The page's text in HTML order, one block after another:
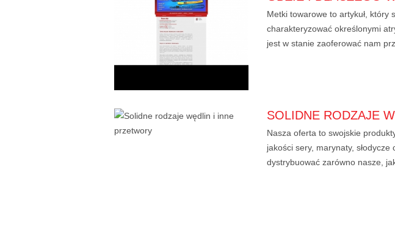
Metki towarowe to artykuł, który
charakteryzować określonymi
jest w stanie zaoferować nam
SOLIDNE RODZAJE
Nasza oferta to swojskie
jakości sery, marynaty,
dystrybuować zarówno nasze,